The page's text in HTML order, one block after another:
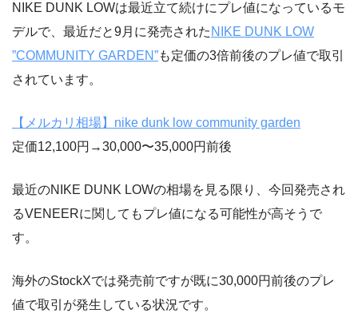
NIKE DUNK LOWは最近立て続けにプレ値になっているモ
デルで、最近だと9月に発売された NIKE DUNK LOW
”COMMUNITY GARDEN”も定価の3倍前後のプレ値で取引
されています。
【メルカリ相場】nike dunk low community garden
定価12,100円→30,000〜35,000円前後
最近のNIKE DUNK LOWの相場を見る限り、今回発売され
るVENEERに関してもプレ値になる可能性が高そうで
す。
海外のStockXでは発売前ですが既に30,000円前後のプレ
値で取引が発生している状況です。